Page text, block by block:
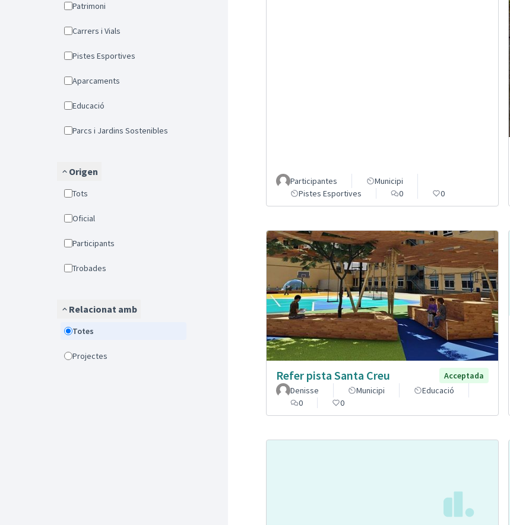
Patrimoni
Carrers i Vials
Pistes Esportives
Aparcaments
Educació
Parcs i Jardins Sostenibles
Origen
Tots
Oficial
Participants
Trobades
Relacionat amb
Totes
Projectes
Participantes
Municipi
Pistes Esportives
0 0
Refer pista Santa Creu
Acceptada
Denisse
Municipi
Educació
0
0